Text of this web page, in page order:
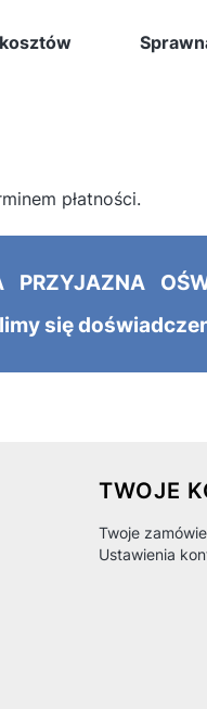
płatności.
PRZYJAZNA
się
TWOJE
Twoje
Ustawienia